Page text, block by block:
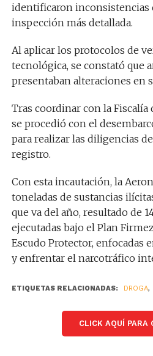
identificaron inconsistencias
inspección más detallada.
Al aplicar los protocolos de
tecnológica, se constató que
presentaban alteraciones en
Tras coordinar con la Fiscalía
se procedió con el
para realizar las diligencias
registro.
Con esta incautación, la
toneladas de sustancias
que va del año, resultado de
ejecutadas bajo el Plan
Escudo Protector, enfocadas
y enfrentar el narcotráfico
ETIQUETAS RELACIONADAS: DROGA,
CLICK AQUÍ PARA